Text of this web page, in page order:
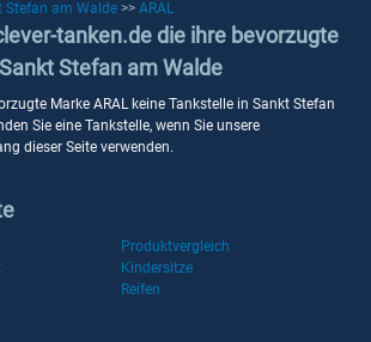
Stefan am Walde >> ARAL
tanken.de die ihre bevorzugte
Stefan am Walde
Marke ARAL keine Tankstelle in Sankt Stefan
Sie eine Tankstelle, wenn Sie unsere
dieser Seite verwenden.
Produktvergleich
Kindersitze
Reifen